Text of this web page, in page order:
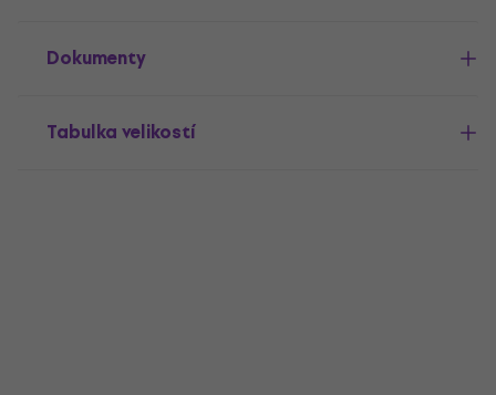
Dokumenty
Tabulka velikostí